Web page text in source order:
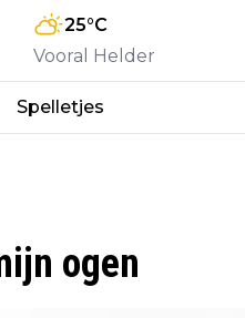
25°C
Vooral Helder
Spelletjes
ogen